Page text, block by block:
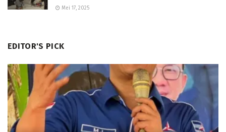
Mei 17, 2025
EDITOR'S PICK